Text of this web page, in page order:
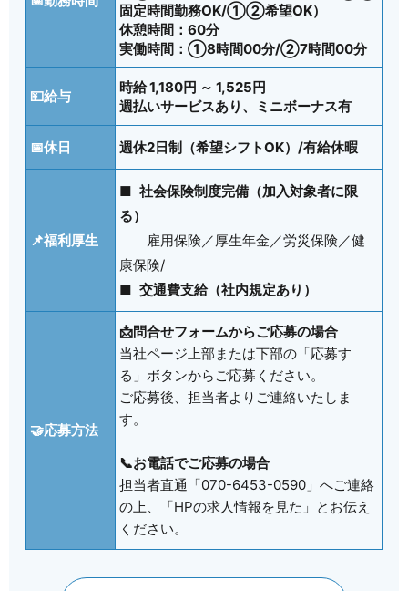
固定時間勤務OK/①②希望OK）
休憩時間：60分
実働時間：①8時間00分/②7時間00分
💴給与
時給 1,180円 ～ 1,525円
週払いサービスあり、ミニボーナス有
📅休日 週休2日制（希望シフトOK）/有給休暇
📌福利厚生
■ 社会保険制度完備（加入対象者に限
る）
雇用保険／厚生年金／労災保険／健
康保険/
■ 交通費支給（社内規定あり）
🤝応募方法
📩問合せフォームからご応募の場合
当社ページ上部または下部の「応募す
る」ボタンからご応募ください。
ご応募後、担当者よりご連絡いたしま
す。
📞お電話でご応募の場合
担当者直通「070-6453-0590」へご連絡
の上、「HPの求人情報を見た」とお伝え
ください。